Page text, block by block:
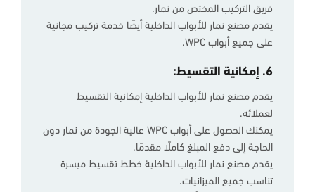
فريق التركيب المختص من نمار.
يقدم مصنع نمار للأبواب الداخلية أيضًا خدمة تركيب مجانية
على جميع أبواب WPC.
6. إمكانية التقسيط:
يقدم مصنع نمار للأبواب الداخلية إمكانية التقسيط
لعملائه.
يمكنك الحصول على أبواب WPC عالية الجودة من نمار دون
الحاجة إلى دفع المبلغ كاملًا مقدمًا.
يقدم مصنع نمار للأبواب الداخلية خطط تقسيط ميسرة
تناسب جميع الميزانيات.